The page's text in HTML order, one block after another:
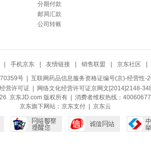
分期付款
邮局汇款
公司转账
手机京东 友情链接 销售联盟 京东社区
号 | 互联网药品信息服务资格证编号(京)-经营性-
营许可证| 网络文化经营许可证京网文[2014]2148-
京东JD.com 版权所有 | 消费者维权热线：
京东旗下网站： 京东支付| 京东云